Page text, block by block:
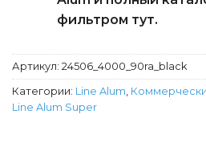
фильтром тут.
Артикул: 24506_4000_90ra_black
Категории: Line Alum,
Line Alum Super